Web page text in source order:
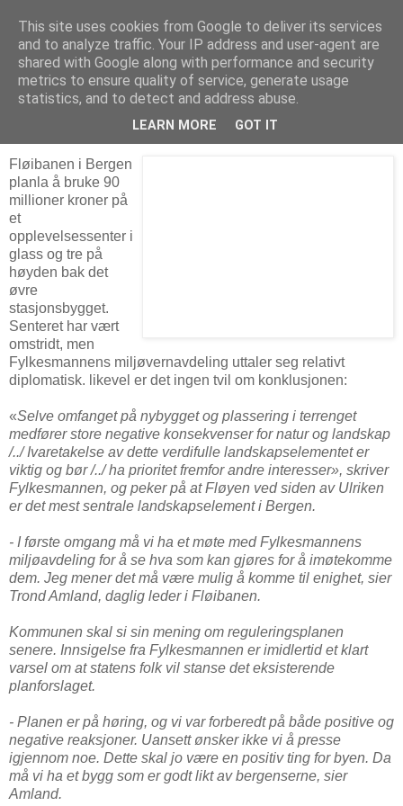
Arkitektur & Miljøteknologi
20 november 2008
Nei til nybygg på Fløyen
Fløibanen i Bergen
planla å bruke 90
millioner kroner på
et
opplevelsessenter i
glass og tre på
høyden bak det
øvre
stasjonsbygget.
Senteret har vært
omstridt, men
Fylkesmannens miljøvernavdeling uttaler seg relativt
diplomatisk. likevel er det ingen tvil om konklusjonen:
«Selve omfanget på nybygget og plassering i terrenget
medfører store negative konsekvenser for natur og landskap
/../ Ivaretakelse av dette verdifulle landskapselementet er
viktig og bør /../ ha prioritet fremfor andre interesser», skriver
Fylkesmannen, og peker på at Fløyen ved siden av Ulriken
er det mest sentrale landskapselement i Bergen.
- I første omgang må vi ha et møte med Fylkesmannens
miljøavdeling for å se hva som kan gjøres for å imøtekomme
dem. Jeg mener det må være mulig å komme til enighet, sier
Trond Amland, daglig leder i Fløibanen.
Kommunen skal si sin mening om reguleringsplanen
senere. Innsigelse fra Fylkesmannen er imidlertid et klart
varsel om at statens folk vil stanse det eksisterende
planforslaget.
- Planen er på høring, og vi var forberedt på både positive og
negative reaksjoner. Uansett ønsker ikke vi å presse
igjennom noe. Dette skal jo være en positiv ting for byen. Da
må vi ha et bygg som er godt likt av bergenserne, sier
Amland.
This site uses cookies from Google to deliver its services
and to analyze traffic. Your IP address and user-agent are
shared with Google along with performance and security
metrics to ensure quality of service, generate usage
statistics, and to detect and address abuse.
LEARN MORE GOT IT